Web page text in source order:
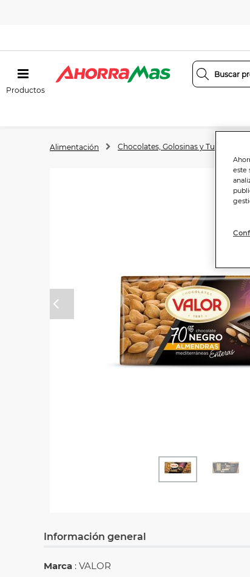
Productos
Alimentación Chocolates, Golosinas y Turrones
Anterior
Información general
Marca : VALOR
este